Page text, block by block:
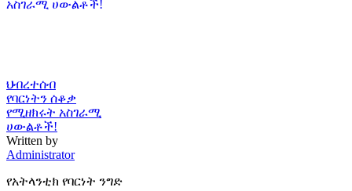
ህብረተሰብ
የባርነትን ሰቆቃ
የሚዘክሩት አስገራሚ
ሀውልቶች!
Written by
Administrator
የአትላንቲክ የባርነት ንግድ